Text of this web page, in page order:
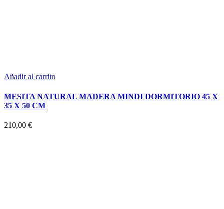
Añadir al carrito
MESITA NATURAL MADERA MINDI DORMITORIO 45 X
35 X 50 CM
210,00 €